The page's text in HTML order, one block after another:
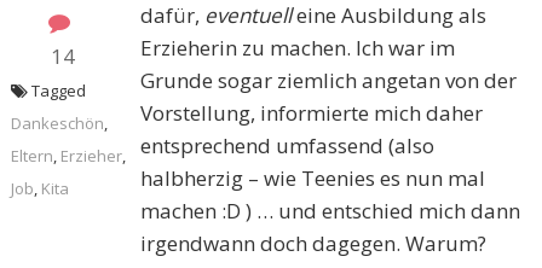
14
dafür, eventuelleine Ausbildung als
Erzieherin zu machen. Ich war im
Grunde sogar ziemlich angetan von der
Vorstellung, informierte mich daher
entsprechend umfassend (also
halbherzig – wie Teenies es nun mal
machen :D ) … und entschied mich dann
irgendwann doch dagegen. Warum?
Tagged
Dankeschön,
Eltern, Erzieher,
Job, Kita